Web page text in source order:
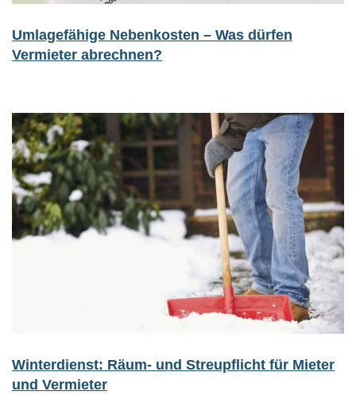
Umlagefähige Nebenkosten – Was dürfen
Vermieter abrechnen?
Winterdienst: Räum- und Streupflicht für Mieter
und Vermieter